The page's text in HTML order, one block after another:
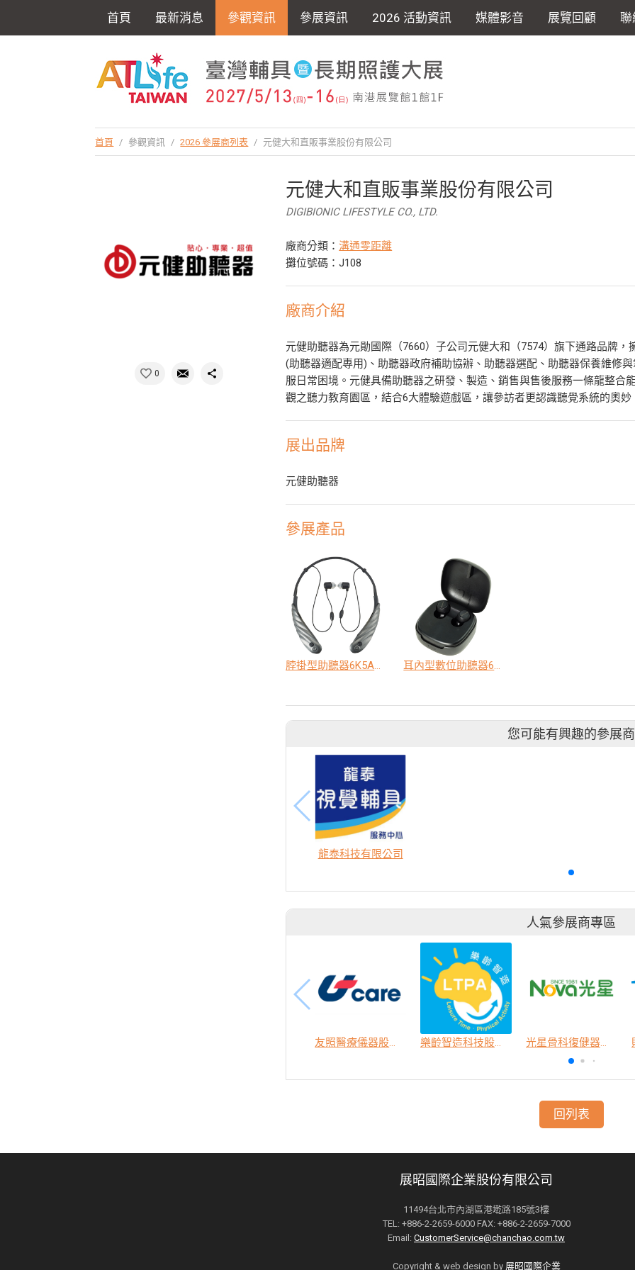
首頁 最新消息 參觀資訊 參展資訊 2026 活動資訊 媒體影音 展覽回顧 聯
首頁 / 參觀資訊 / 2026 參展商列表 / 元健大和直販事業股份有限公司
0
元健大和直販事業股份有限公司
DIGIBIONIC LIFESTYLE CO., LTD.
廠商分類：溝通零距離
攤位號碼：J108
廠商介紹
元健助聽器為元勛國際（7660）子公司元健大和（7574）旗下通路品牌
(助聽器適配專用)、助聽器政府補助協辦、助聽器選配、助聽器保養維修
服日常困境。元健具備助聽器之研發、製造、銷售與售後服務一條龍整合
觀之聽力教育園區，結合6大體驗遊戲區，讓參訪者更認識聽覺系統的奧妙
展出品牌
元健助聽器
參展產品
脖掛型助聽器6K5A旗艦版 耳內型數位助聽器6SF
您可能有興趣的參展商
龍泰科技有限公司
人氣參展商專區
友照醫療儀器股份有限公司 樂齡智造科技股份有限公司 光星骨科復健器材股份有限公司
回列表
展昭國際企業股份有限公司
11494台北市內湖區港墘路185號3樓
TEL: +886-2-2659-6000 FAX: +886-2-2659-7000
Email: CustomerService@chanchao.com.tw
Copyright & web design by 展昭國際企業